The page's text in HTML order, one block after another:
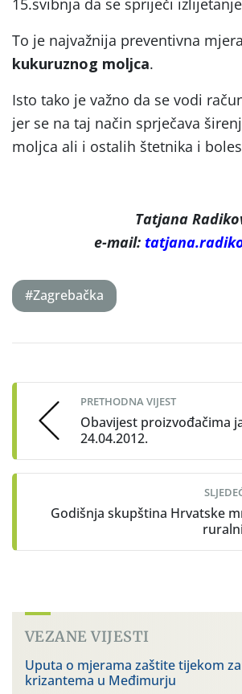
To je najvažnija preventivna
kukuruznog moljca.
Isto tako je važno da se vodi
jer se na taj način sprječava
moljca ali i ostalih štetnika i
Tatjana
e-mail:
#Zagrebačka
navigation
PRETHODNA VIJEST
Obavijest proizvođačima
24.04.2012.
Godišnja skupština Hrvatske
VEZANE VIJESTI
Uputa o mjerama zaštite tijekom
krizantema u Međimurju